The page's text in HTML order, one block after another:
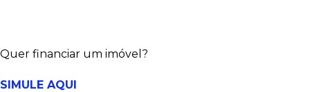
Quer financiar um imóvel?
SIMULE AQUI